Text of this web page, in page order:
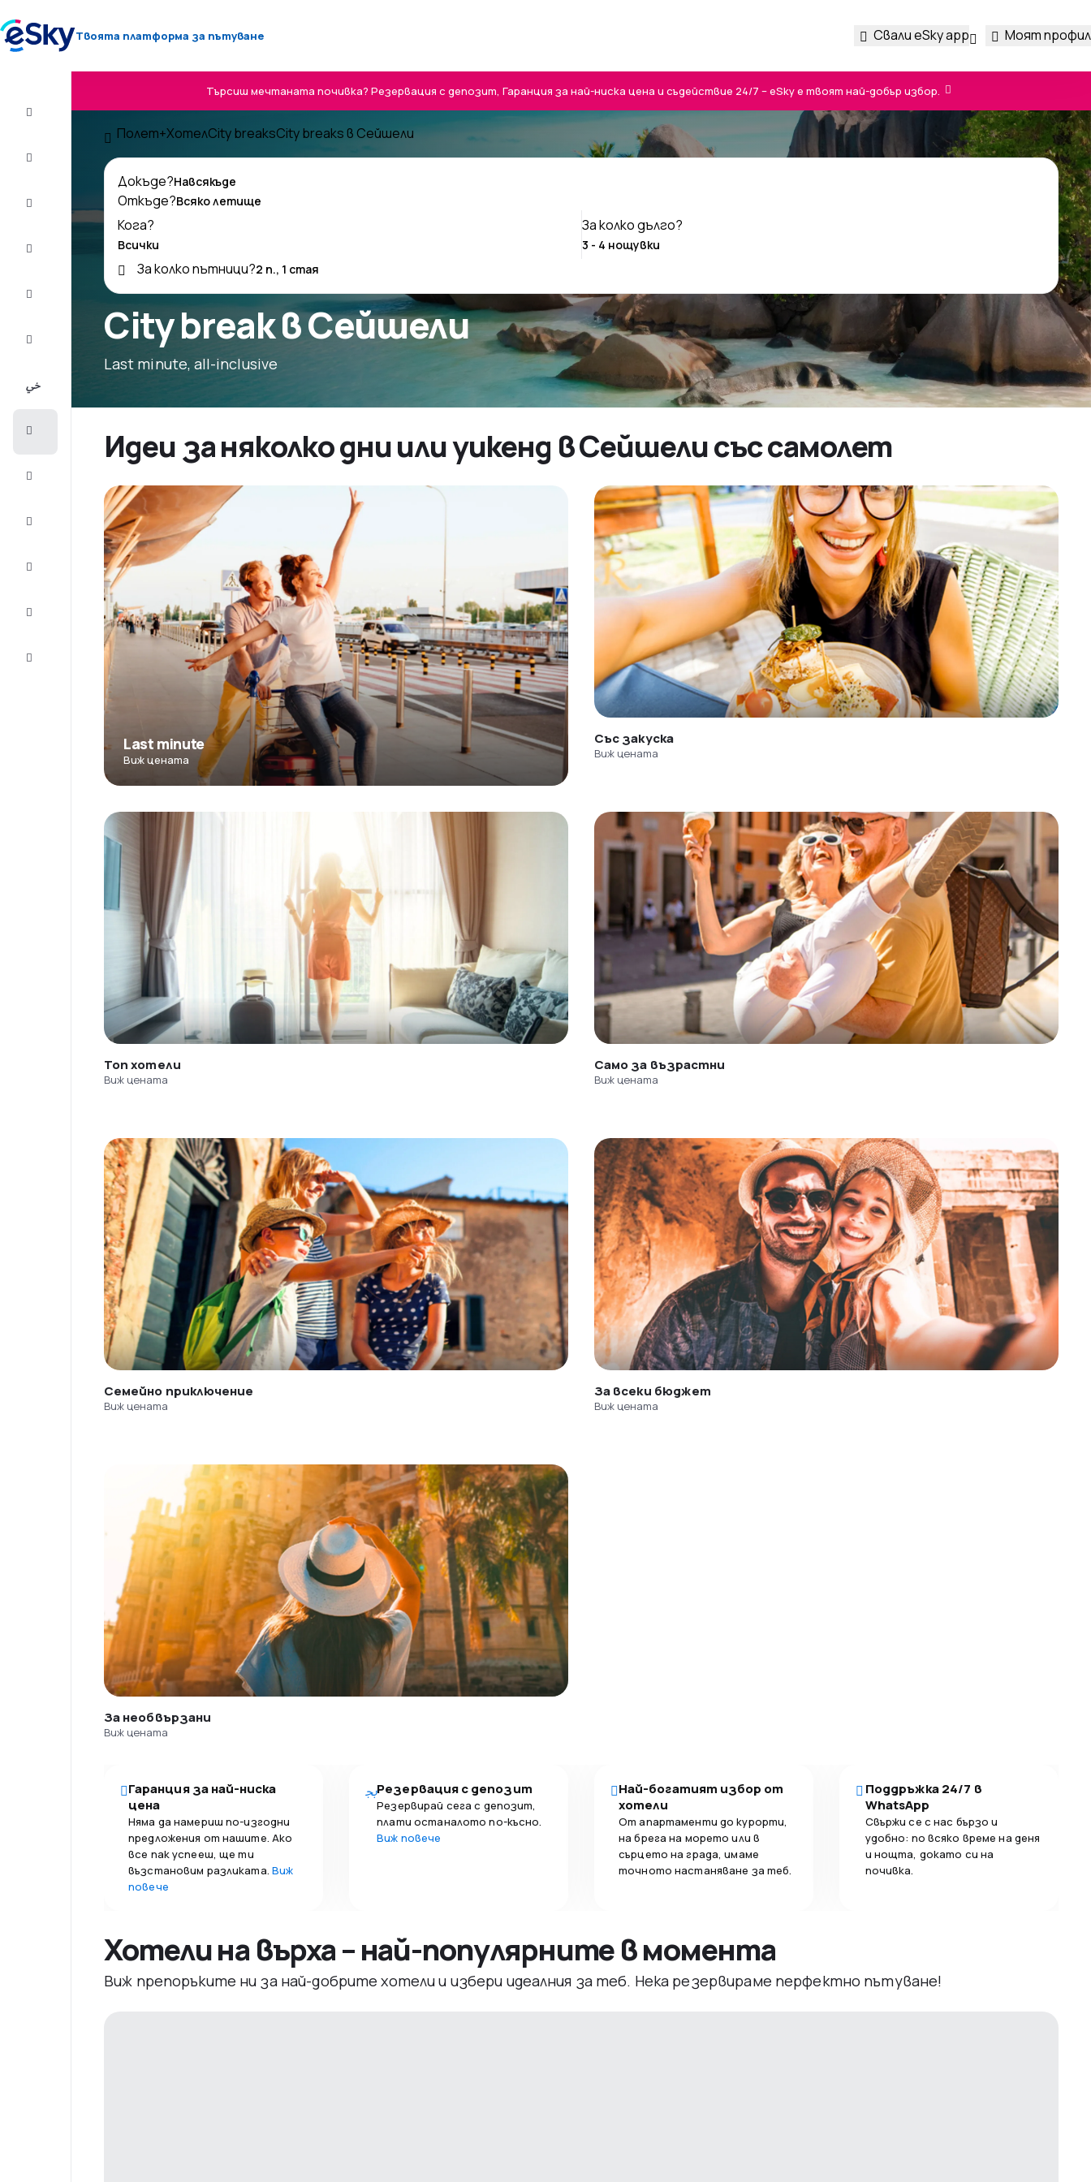
Твоята платформа за пътуване Свали eSky app Моят профил
Полет+Хотел
Търсиш мечтаната почивка? Резервация с депозит, Гаранция за най-ниска цена и съдействие 24/7 – eSky е твоят най-добър избор.
Полет+ХотелCity breaksCity breaks в Сейшели
City break в Сейшели
Last minute, all-inclusive
Докъде?
Откъде?
Кога?
За колко дълго?
За колко пътници?
Идеи за няколко дни или уикенд в Сейшели със самолет
Last minute
Виж цената
Със закуска
Виж цената
Топ хотели
Виж цената
Само за възрастни
Виж цената
Семейно приключение
Виж цената
За всеки бюджет
Виж цената
За необвързани
Виж цената
Гаранция за най-ниска
цена
Няма да намериш по-изгодни
предложения от нашите. Ако
все пак успееш, ще ти
възстановим разликата. Виж
повече
Резервация с депозит
Резервирай сега с депозит,
плати останалото по-късно.
Виж повече
Най-богатият избор от
хотели
От апартаменти до курорти,
на брега на морето или в
сърцето на града, имаме
точното настаняване за теб.
Поддръжка 24/7 в
WhatsApp
Свържи се с нас бързо и
удобно: по всяко време на деня
и нощта, докато си на
почивка.
Хотели на върха – най-популярните в момента
Виж препоръките ни за най-добрите хотели и избери идеалния за теб. Нека резервираме перфектно пътуване!